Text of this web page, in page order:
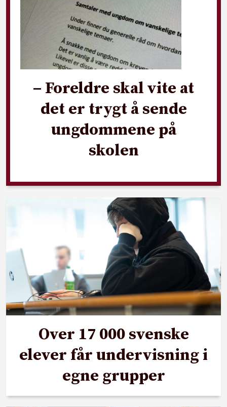
– Foreldre skal vite at
det er trygt å sende
ungdommene på
skolen
Over 17 000 svenske
elever får undervisning i
egne grupper